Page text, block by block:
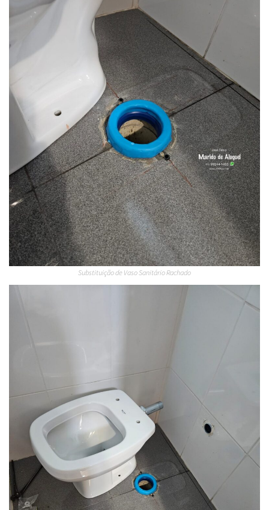
Substituição de Vaso Sanitário Rachado